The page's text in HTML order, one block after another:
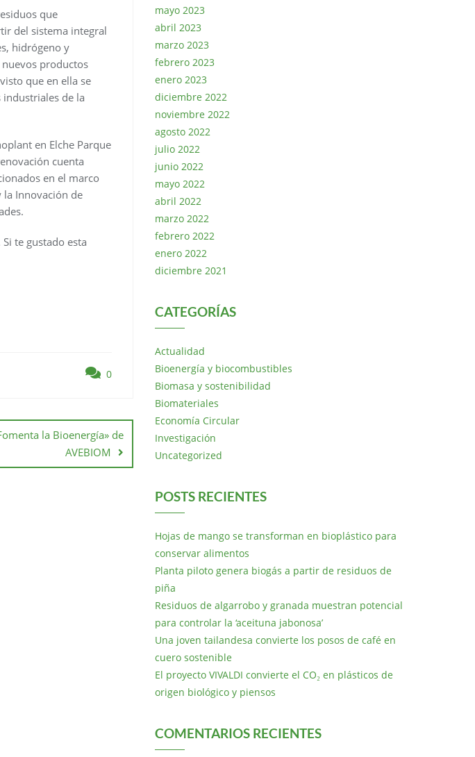
que
del sistema integral
hidrógeno y
productos
que en ella se
de la
en Elche Parque
cuenta
en el marco
la Innovación de
te gustado esta
0
la Bioenergía» de
AVEBIOM
mayo 2023
abril 2023
marzo 2023
febrero 2023
enero 2023
diciembre 2022
noviembre 2022
agosto 2022
julio 2022
junio 2022
mayo 2022
abril 2022
marzo 2022
febrero 2022
enero 2022
diciembre 2021
CATEGORÍAS
Actualidad
Bioenergía y biocombustibles
Biomasa y sostenibilidad
Biomateriales
Economía Circular
Investigación
Uncategorized
POSTS RECIENTES
Hojas de mango se transforman en bioplástico para
conservar alimentos
Planta piloto genera biogás a partir de residuos de
piña
Residuos de algarrobo y granada muestran potencial
para controlar la ‘aceituna jabonosa’
Una joven tailandesa convierte los posos de café en
cuero sostenible
El proyecto VIVALDI convierte el CO₂ en plásticos de
origen biológico y piensos
COMENTARIOS RECIENTES